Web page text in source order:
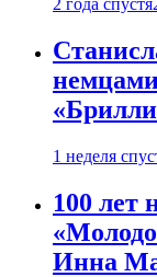
2 года спустя
1 неделя
100 лет
Инна